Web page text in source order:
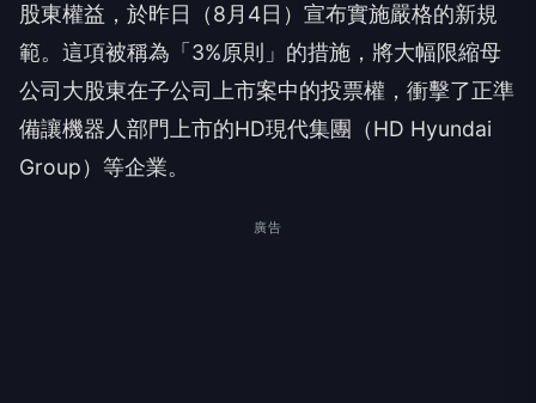
股東權益，於昨日（8月4日）宣布實施嚴格的新規
範。這項被稱為「3%原則」的措施，將大幅限縮母
公司大股東在子公司上市案中的投票權，衝擊了正準
備讓機器人部門上市的HD現代集團（HD Hyundai
Group）等企業。
廣告